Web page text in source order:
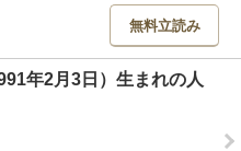
無料立読み
年2月3日）生まれの人